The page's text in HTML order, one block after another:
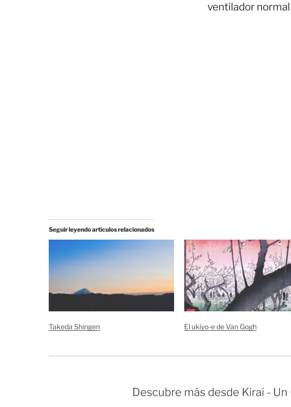
ventilador normal
Seguir leyendo artículos relacionados
Takeda Shingen El ukiyo-e de Van Gogh
Descubre más desde Kirai - Un